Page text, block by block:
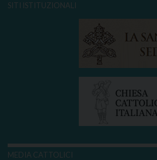
SITI ISTITUZIONALI
MEDIA CATTOLICI